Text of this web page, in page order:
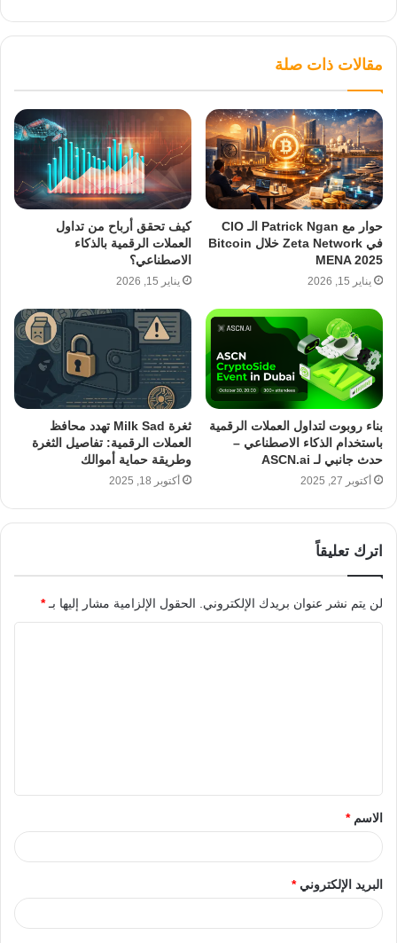
مقالات ذات صلة
حوار مع Patrick Ngan الـ CIO
في Zeta Network خلال Bitcoin
MENA 2025
يناير 15, 2026
كيف تحقق أرباح من تداول
العملات الرقمية بالذكاء
الاصطناعي؟
يناير 15, 2026
بناء روبوت لتداول العملات الرقمية
باستخدام الذكاء الاصطناعي –
حدث جانبي لـ ASCN.ai
أكتوبر 27, 2025
ثغرة Milk Sad تهدد محافظ
العملات الرقمية: تفاصيل الثغرة
وطريقة حماية أموالك
أكتوبر 18, 2025
اترك تعليقاً
لن يتم نشر عنوان بريدك الإلكتروني. الحقول الإلزامية مشار إليها بـ*
الاسم*
البريد الإلكتروني*